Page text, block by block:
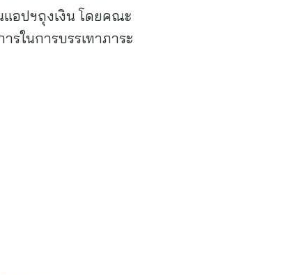
แอปฯถุงเงิน โดยคณะ
รในการบรรเทาภาระ